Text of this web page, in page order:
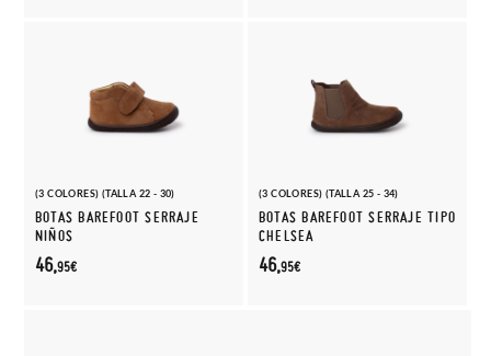
(3 COLORES) (TALLA 22 - 30)
BOTAS BAREFOOT SERRAJE
NIÑOS
46,95€
(3 COLORES) (TALLA 25 - 34)
BOTAS BAREFOOT SERRAJE TIPO
CHELSEA
46,95€